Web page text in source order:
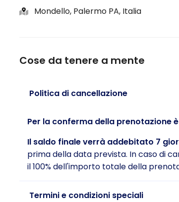
Mondello, Palermo PA, Italia
Cose da tenere a mente
Politica di cancellazione
Per la conferma della prenotazione
Il saldo finale verrà addebitato 7
prima della data prevista. In caso di
il 100% dell'importo totale della
Termini e condizioni speciali